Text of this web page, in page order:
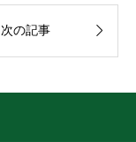
次の記事 